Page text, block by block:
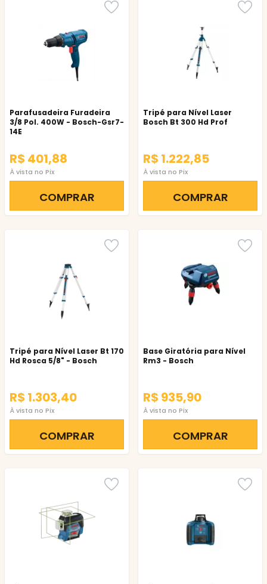
Parafusadeira Furadeira
3/8 Pol. 400W - Bosch-Gsr7-
14E
R$ 401,88
À vista no Pix
COMPRAR
Tripé para Nível Laser
Bosch Bt 300 Hd Prof
R$ 1.222,85
À vista no Pix
COMPRAR
Tripé para Nível Laser Bt 170
Hd Rosca 5/8" - Bosch
R$ 1.303,40
À vista no Pix
COMPRAR
Base Giratória para Nível
Rm3 - Bosch
R$ 935,90
À vista no Pix
COMPRAR